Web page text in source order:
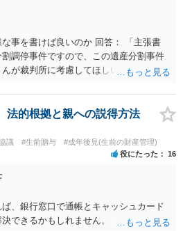
事を書けば良いのか 回答： 「主張書
調停事件ですので、この遺産分割事件
が裁判所に考慮してほしいと思う、亡
実や考慮してほしい事情に関連して
ば、主張書面とは別で提出できます。も
ような資料がある場合、「非開示の希
することも考えられます。 ご質問：書
良い事 回答： お姉さんが申立書の「申
いる遺産の分け方に対して意見があれ
。 次に「申立ての理由」のところに、
えば、あかささんと話合いが出来ない／
・あかささん・お姉さん間の事情やい
うので、あかささんから見てそれは違
法的根拠と親への説得方法
議 #生前贈与 #成年後見(生前の財産管理)
役にたった 16
、銀行窓口で通帳とキャッシュカード
できるかもしれません。